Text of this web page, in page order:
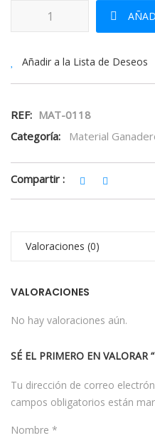
Tenaza Desrabotar cantidad
Añadir a la Lista de Deseos
REF: MAT-0118
Categoría:
Material
Compartir :
Valoraciones (0)
VALORACIONES
No hay valoraciones aún.
SÉ EL PRIMERO EN VALORAR
Tu dirección de correo
campos obligatorios están
Nombre *